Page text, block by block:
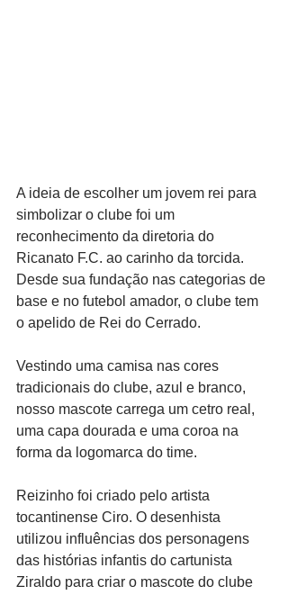
A ideia de escolher um jovem rei para
simbolizar o clube foi um
reconhecimento da diretoria do
Ricanato F.C. ao carinho da torcida.
Desde sua fundação nas categorias de
base e no futebol amador, o clube tem
o apelido de Rei do Cerrado.
Vestindo uma camisa nas cores
tradicionais do clube, azul e branco,
nosso mascote carrega um cetro real,
uma capa dourada e uma coroa na
forma da logomarca do time.
Reizinho foi criado pelo artista
tocantinense Ciro. O desenhista
utilizou influências dos personagens
das histórias infantis do cartunista
Ziraldo para criar o mascote do clube